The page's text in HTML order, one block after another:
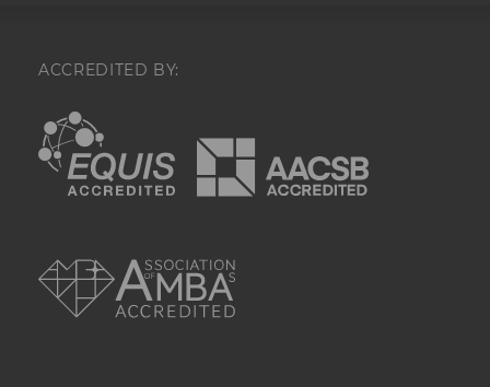
ACCREDITED BY:
EQUIS
MARKETING COOKIES (INKL. US-
ANBIETER)